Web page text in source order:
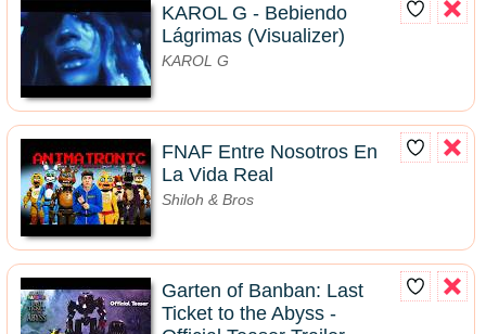
KAROL G - Bebiendo
Lágrimas (Visualizer)
KAROL G
FNAF Entre Nosotros En
La Vida Real
Shiloh & Bros
Garten of Banban: Last
Ticket to the Abyss -